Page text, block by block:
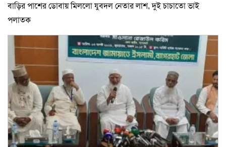
বাড়ির পাশের ডোবায় মিললো যুবদল নেতার লাশ, দুই চাচাতো ভাই
পলাতক